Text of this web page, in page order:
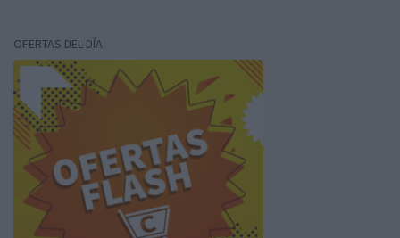
OFERTAS DEL DÍA